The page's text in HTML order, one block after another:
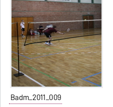
Badm_2011_009